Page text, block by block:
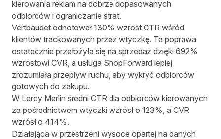
kierowania reklam na dobrze dopasowanych
odbiorców i ograniczanie strat.
Vertbaudet odnotował 130% wzrost CTR wśród
klientów trackowanych przez wtyczkę. Ta poprawa
ostatecznie przełożyła się na sprzedaż dzięki 692%
wzrostowi CVR, a usługa ShopForward lepiej
zrozumiała przepływ ruchu, aby wykryć odbiorców
gotowych do zakupu.
W Leroy Merlin średni CTR dla odbiorców kierowanych
za pośrednictwem wtyczki wzrósł o 123%, a CVR
wzrósł o 414%.
Działająca w przestrzeni wysoce opartej na danych